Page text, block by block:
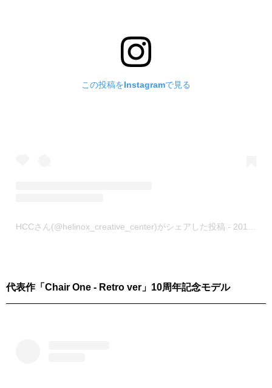
この投稿をInstagramで見る
HCCさん(@helinox_creative_center)がシェアした投稿 - 2019年 8月月22日午前4時15分PDT
代表作「Chair One - Retro ver」10周年記念モデル